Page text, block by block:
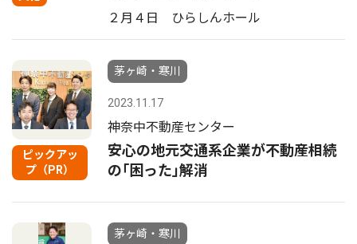
２月４日 ひらしんホール
ピックアッ
プ（PR）
茅ヶ崎・寒川
2023.11.17
神奈中不動産センター
安心の地元交通系企業が不動産相続
の｢困った｣解消
茅ヶ崎・寒川